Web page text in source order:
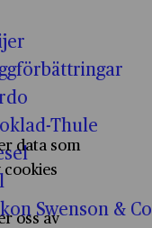
Thule
Swenson & Co
data som
cookies
oss av